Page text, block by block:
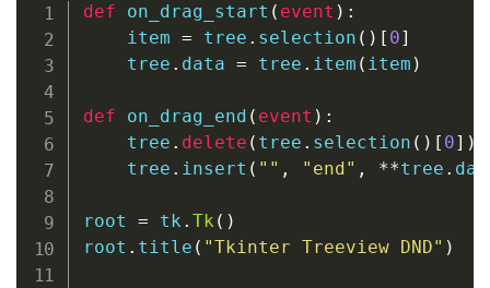
def on_drag_start ( event ) :
    item
= tree . selection ( ) [ 0]
    tree
. data = tree . item ( item )
def on_drag_end ( event ) :
    tree
. delete ( tree . selection ( ) [ 0] )
    tree
. insert ( "" , "end" , **tree .
root = tk . Tk ( )
root . title ( "Tkinter Treeview DND" )